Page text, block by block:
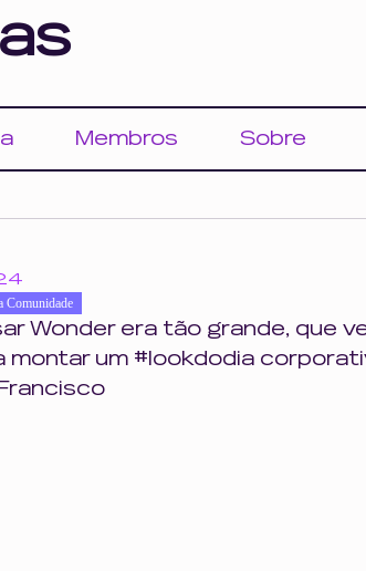
Membros Sobre
Comunidade
Wonder era tão grande, que
montar um #lookdodia